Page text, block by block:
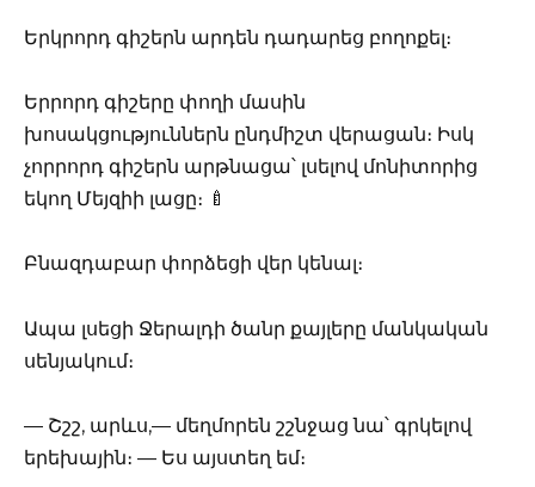
Երկրորդ գիշերն արդեն դադարեց բողոքել։
Երրորդ գիշերը փողի մասին
խոսակցություններն ընդմիշտ վերացան։ Իսկ
չորրորդ գիշերն արթնացա՝ լսելով մոնիտորից
եկող Մեյզիի լացը։ 🍼
Բնազդաբար փորձեցի վեր կենալ։
Ապա լսեցի Ջերալդի ծանր քայլերը մանկական
սենյակում։
— Շշշ, արևս,— մեղմորեն շշնջաց նա՝ գրկելով
երեխային։ — Ես այստեղ եմ։